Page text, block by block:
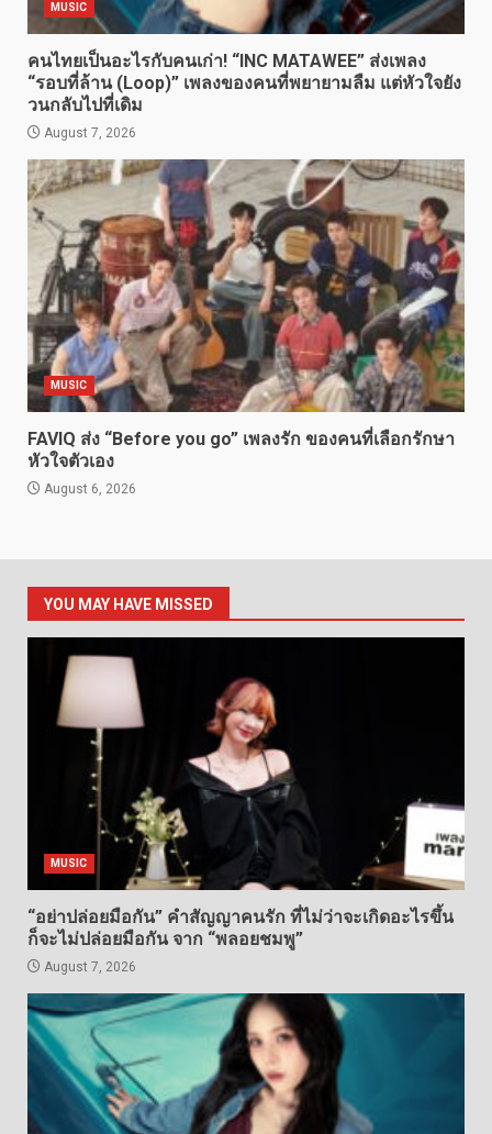
MUSIC
คนไทยเป็นอะไรกับคนเก่า! “INC MATAWEE” ส่งเพลง
“รอบที่ล้าน (Loop)” เพลงของคนที่พยายามลืม แต่หัวใจยัง
วนกลับไปที่เดิม
August 7, 2026
MUSIC
FAVIQ ส่ง “Before you go” เพลงรัก ของคนที่เลือกรักษา
หัวใจตัวเอง
August 6, 2026
YOU MAY HAVE MISSED
MUSIC
“อย่าปล่อยมือกัน” คำสัญญาคนรัก ที่ไม่ว่าจะเกิดอะไรขึ้น
ก็จะไม่ปล่อยมือกัน จาก “พลอยชมพู”
August 7, 2026